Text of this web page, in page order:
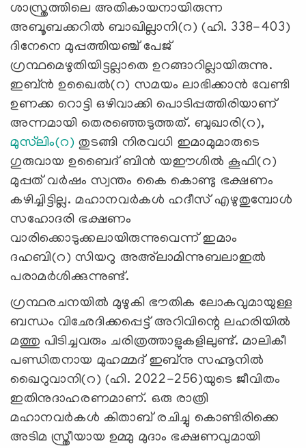
ശാസ്ത്രത്തിലെ അതികായനായിരുന്ന
അബൂബക്കറിൽ ബാഖില്ലാനി(റ) (ഹി. 338-403)
ദിനേനെ മുപ്പത്തിയഞ്ച് പേജ്
ഗ്രന്ഥമെഴുതിയിട്ടല്ലാതെ ഉറങ്ങാറില്ലായിരുന്നു.
ഇബ്ൻ ഉഖൈൽ(റ) സമയം ലാഭിക്കാൻ വേണ്ടി
ഉണക്ക റൊട്ടി ഒഴിവാക്കി പൊടിപ്പത്തിരിയാണ്
അന്നമായി തെരഞ്ഞെടുത്തത്. ബുഖാരി(റ),
മുസ്‌ലിം(റ) തുടങ്ങി നിരവധി ഇമാമുമാരുടെ
ഗുരുവായ ഉബൈദ് ബിന്‍ യഈശിൽ കൂഫി(റ)
മുപ്പത് വർഷം സ്വന്തം കൈ കൊണ്ടു ഭക്ഷണം
കഴിച്ചിട്ടില്ല. മഹാനവർകൾ ഹദീസ് എഴുതുമ്പോൾ
സഹോദരി ഭക്ഷണം
വാരിക്കൊടുക്കലായിരുന്നുവെന്ന് ഇമാം
ദഹബി(റ) സിയറു അഅ്‌ലാമിന്നുബലാഇൽ
പരാമർശിക്കുന്നുണ്ട്.
ഗ്രന്ഥരചനയിൽ മുഴുകി ഭൗതിക ലോകവുമായുള്ള
ബന്ധം വിഛേദിക്കപ്പെട്ട് അറിവിന്റെ ലഹരിയിൽ
മത്തു പിടിച്ചവരും ചരിത്രത്താളുകളിലുണ്ട്. മാലികീ
പണ്ഡിതനായ മുഹമ്മദ് ഇബ്നു സഹ്നൂനിൽ
ഖൈറുവാനി(റ) (ഹി. 2022-256)യുടെ ജീവിതം
ഇതിനുദാഹരണമാണ്. ഒരു രാത്രി
മഹാനവർകൾ കിതാബ് രചിച്ചു കൊണ്ടിരിക്കെ
അടിമ സ്ത്രീയായ ഉമ്മു മുദാം ഭക്ഷണവുമായി